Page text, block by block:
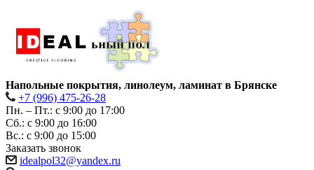
Напольные покрытия, линолеум, ламинат в Брянске
+7 (996) 475-26-28
Пн. – Пт.: с 9:00 до 17:00
Сб.: с 9:00 до 16:00
Bc.: с 9:00 до 15:00
Заказать звонок
idealpol32@yandex.ru